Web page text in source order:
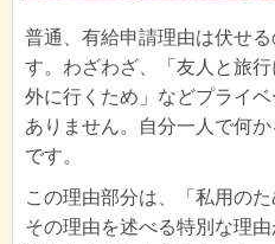
普通、有給申請理由は伏せ
す。わざわざ、「友人と旅
外に行くため」などプライ
ありません。自分一人で何
です。
この理由部分は、「私用の
その理由を述べる特別な理